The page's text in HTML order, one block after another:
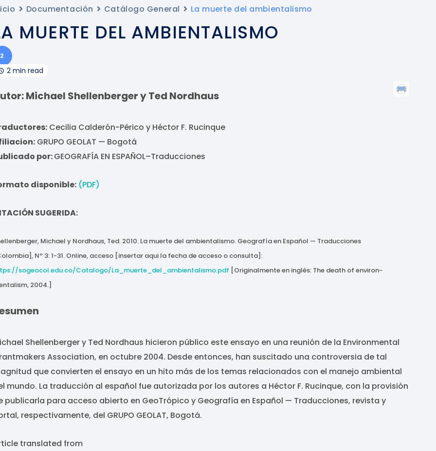
2
Documentación Catálogo General La muerte del ambientalismo
MUERTE DEL AMBIENTALISMO
2 min read
Michael Shellenberger y Ted Nordhaus
Cecilia Calderón-Périco y Héctor F. Rucinque
GRUPO GEOLAT — Bogotá
por:GEOGRAFÍA EN ESPAÑOL–Traducciones
disponible: (PDF)
SUGERIDA:
Michael y Nordhaus, Ted. 2010. La muerte del ambientalismo. Geografía en Español — Traducciones
Nº 3: 1-31. Online, acceso [insertar aqui la fecha de acceso o consulta]:
sogeocol.edu.co/Catalogo/La_muerte_del_ambientalismo.pdf [Originalmente en inglés: The death of environ-
2004.]
Shellenberger y Ted Nordhaus hicieron público este ensayo en una reunión de la Environmental
Association, en octubre 2004. Desde entonces, han suscitado una controversia de tal
que convierten el ensayo en un hito más de los temas relacionados con el manejo ambiental
mundo. La traducción al español fue autorizada por los autores a Héctor F. Rucinque, con la provisión
publicarla para acceso abierto en GeoTrópico y Geografía en Español — Traducciones, revista y
respectivamente, del GRUPO GEOLAT, Bogotá.
translated from